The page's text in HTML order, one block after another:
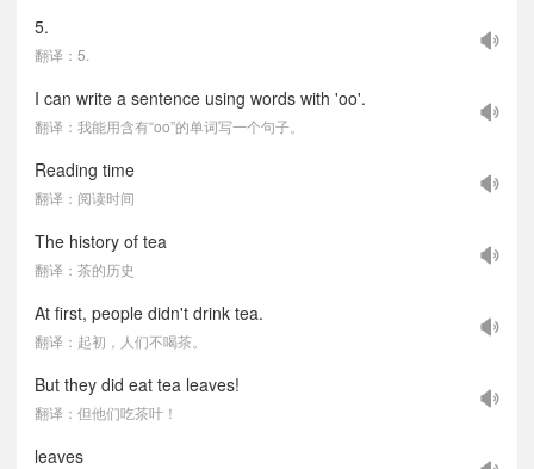
5.
翻译：5.
I can write a sentence using words with 'oo'.
翻译：我能用含有“oo”的单词写一个句子。
Reading time
翻译：阅读时间
The history of tea
翻译：茶的历史
At first, people didn't drink tea.
翻译：起初，人们不喝茶。
But they did eat tea leaves!
翻译：但他们吃茶叶！
leaves